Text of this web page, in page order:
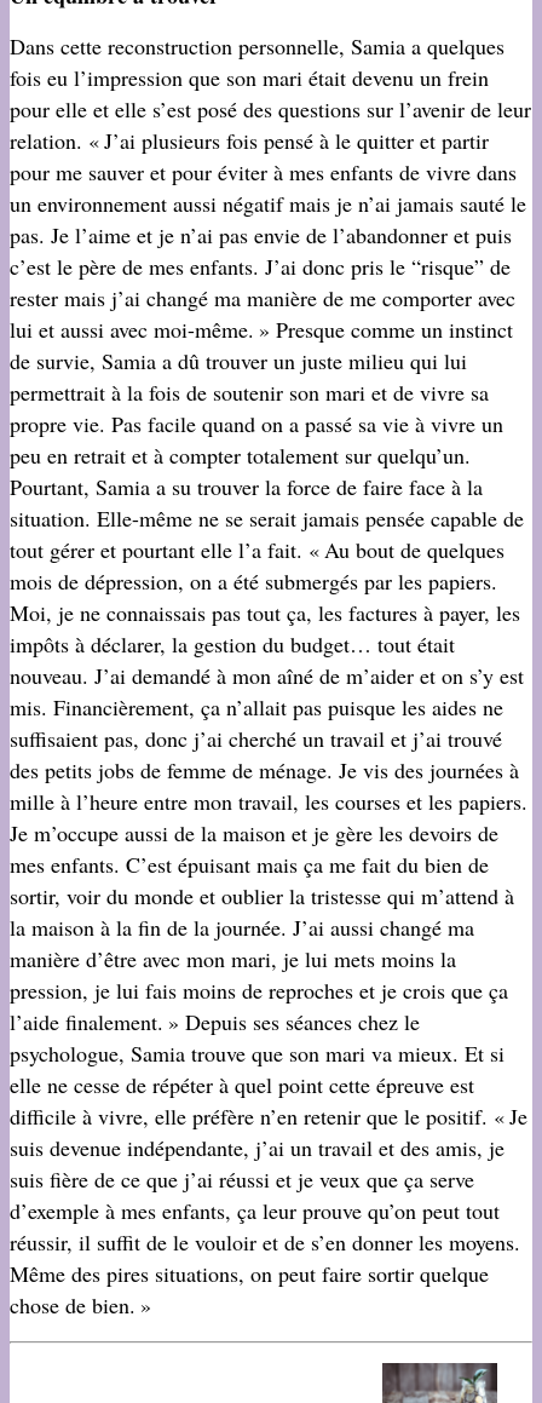
Dans cette reconstruction personnelle, Samia a quelques
fois eu l’impression que son mari était devenu un frein
pour elle et elle s’est posé des questions sur l’avenir de leur
relation. « J’ai plusieurs fois pensé à le quitter et partir
pour me sauver et pour éviter à mes enfants de vivre dans
un environnement aussi négatif mais je n’ai jamais sauté le
pas. Je l’aime et je n’ai pas envie de l’abandonner et puis
c’est le père de mes enfants. J’ai donc pris le “risque” de
rester mais j’ai changé ma manière de me comporter avec
lui et aussi avec moi-même. » Presque comme un instinct
de survie, Samia a dû trouver un juste milieu qui lui
permettrait à la fois de soutenir son mari et de vivre sa
propre vie. Pas facile quand on a passé sa vie à vivre un
peu en retrait et à compter totalement sur quelqu’un.
Pourtant, Samia a su trouver la force de faire face à la
situation. Elle-même ne se serait jamais pensée capable de
tout gérer et pourtant elle l’a fait. « Au bout de quelques
mois de dépression, on a été submergés par les papiers.
Moi, je ne connaissais pas tout ça, les factures à payer, les
impôts à déclarer, la gestion du budget… tout était
nouveau. J’ai demandé à mon aîné de m’aider et on s’y est
mis. Financièrement, ça n’allait pas puisque les aides ne
suffisaient pas, donc j’ai cherché un travail et j’ai trouvé
des petits jobs de femme de ménage. Je vis des journées à
mille à l’heure entre mon travail, les courses et les papiers.
Je m’occupe aussi de la maison et je gère les devoirs de
mes enfants. C’est épuisant mais ça me fait du bien de
sortir, voir du monde et oublier la tristesse qui m’attend à
la maison à la fin de la journée. J’ai aussi changé ma
manière d’être avec mon mari, je lui mets moins la
pression, je lui fais moins de reproches et je crois que ça
l’aide finalement. » Depuis ses séances chez le
psychologue, Samia trouve que son mari va mieux. Et si
elle ne cesse de répéter à quel point cette épreuve est
difficile à vivre, elle préfère n’en retenir que le positif. « Je
suis devenue indépendante, j’ai un travail et des amis, je
suis fière de ce que j’ai réussi et je veux que ça serve
d’exemple à mes enfants, ça leur prouve qu’on peut tout
réussir, il suffit de le vouloir et de s’en donner les moyens.
Même des pires situations, on peut faire sortir quelque
chose de bien. »